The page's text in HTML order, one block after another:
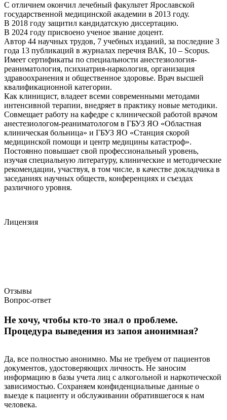
С отличием окончил лечебный факультет Ярославской
государственной медицинской академии в 2013 году.
В 2018 году защитил кандидатскую диссертацию.
В 2024 году присвоено ученое звание доцент.
Автор 44 научных трудов, 7 учебных изданий, за последние 3
года 13 публикаций в журналах перечня ВАК, 10 – Scopus.
Имеет сертификаты по специальности анестезиология-
реаниматология, психиатрия-наркология, организация
здравоохранения и общественное здоровье. Врач высшей
квалификационной категории.
Как клиницист, владеет всеми современными методами
интенсивной терапии, внедряет в практику новые методики.
Совмещает работу на кафедре с клинической работой врачом
анестезиологом-реаниматологом в ГБУЗ ЯО «Областная
клиническая больница» и ГБУЗ ЯО «Станция скорой
медицинской помощи и центр медицины катастроф».
Постоянно повышает свой профессиональный уровень,
изучая специальную литературу, клинические и методические
рекомендации, участвуя, в том числе, в качестве докладчика в
заседаниях научных обществ, конференциях и съездах
различного уровня.
Лицензия
Отзывы
Вопрос-ответ
Не хочу, чтобы кто-то знал о проблеме.
Процедура выведения из запоя анонимная?
Да, все полностью анонимно. Мы не требуем от пациентов
документов, удостоверяющих личность. Не заносим
информацию в базы учета лиц с алкогольной и наркотической
зависимостью. Сохраняем конфиденциальные данные о
выезде к пациенту и обслуживании обратившегося к нам
человека.